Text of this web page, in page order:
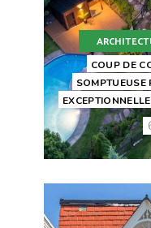
COUP DE
SOMPTUEUSE